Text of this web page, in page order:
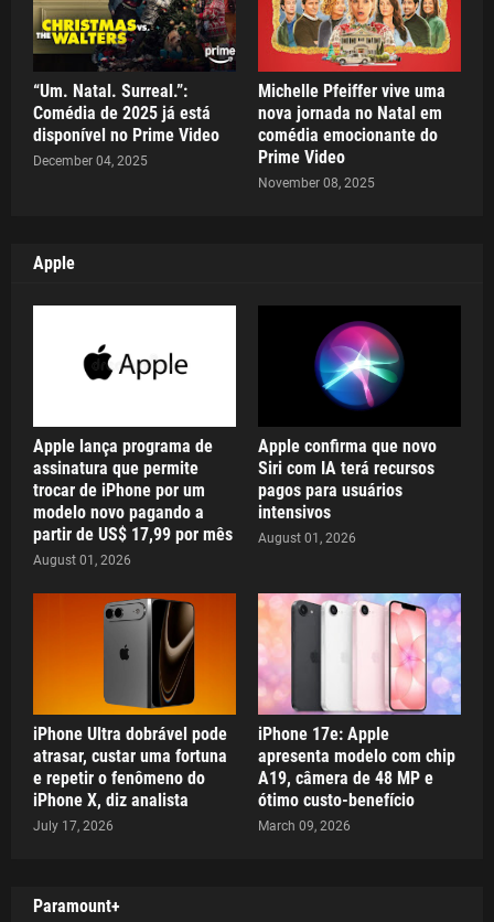
“Um. Natal. Surreal.”:
Comédia de 2025 já está
disponível no Prime Video
December 04, 2025
Michelle Pfeiffer vive uma
nova jornada no Natal em
comédia emocionante do
Prime Video
November 08, 2025
Apple
Apple lança programa de
assinatura que permite
trocar de iPhone por um
modelo novo pagando a
partir de US$ 17,99 por mês
August 01, 2026
Apple confirma que novo
Siri com IA terá recursos
pagos para usuários
intensivos
August 01, 2026
iPhone Ultra dobrável pode
atrasar, custar uma fortuna
e repetir o fenômeno do
iPhone X, diz analista
July 17, 2026
iPhone 17e: Apple
apresenta modelo com chip
A19, câmera de 48 MP e
ótimo custo-benefício
March 09, 2026
Paramount+